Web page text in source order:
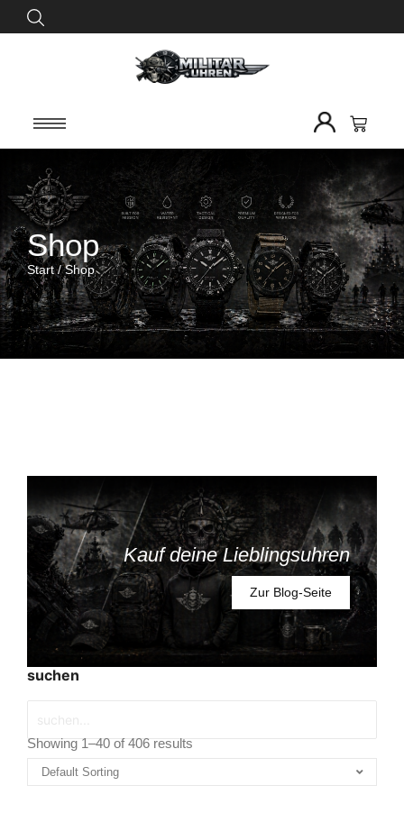
Shop
Start/ Shop
Kauf deine Lieblingsuhren
Zur Blog-Seite
suchen
Showing 1–40 of 406 results